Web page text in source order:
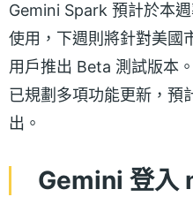
Gemini Spark 預計於本
使用，下週則將針對美國
用戶推出 Beta 測試版本
已規劃多項功能更新，預
出。
Gemini 登入